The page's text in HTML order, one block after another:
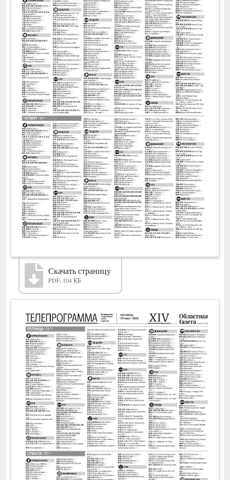
Скачать страницу
PDF, 104 КБ